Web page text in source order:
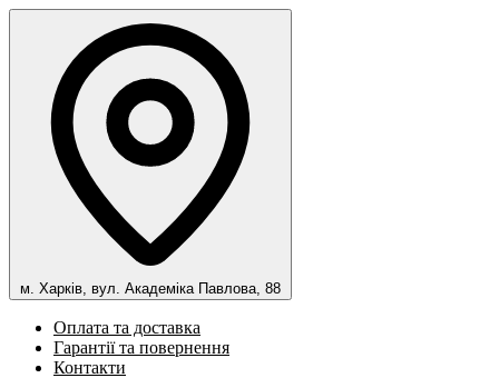
м. Харків, вул. Академіка Павлова, 88
Оплата та доставка
Гарантії та повернення
Контакти